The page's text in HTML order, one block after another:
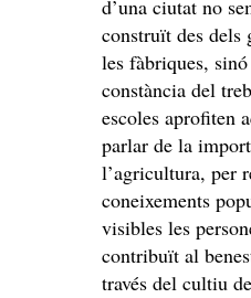
d’una ciutat no
construït des dels
les fàbriques,
constància del
escoles aprofiten
parlar de la
l’agricultura, per
coneixements
visibles les
contribuït al
través del cultiu